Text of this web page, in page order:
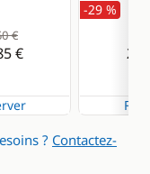
€
€
-29 %
2
? Contactez-